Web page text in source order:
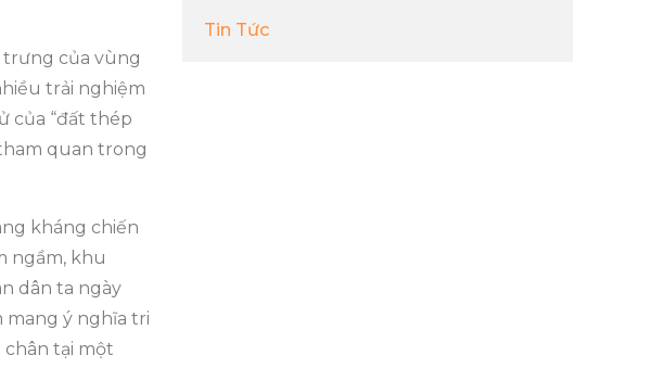
trưng của vùng
trải nghiệm
của “đất thép
quan trong
kháng chiến
ngầm, khu
dân ta ngày
mang ý nghĩa tri
chân tại một
Tin Tức